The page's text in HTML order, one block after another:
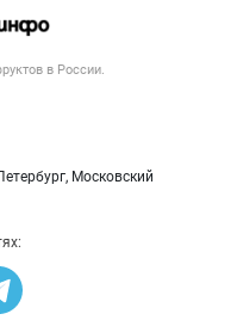
в России.
Московский
данных